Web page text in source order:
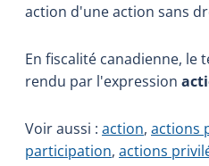
action d'une action sans
En fiscalité canadienne, le
rendu par l'expression
Voir aussi : action, actions
participation, actions